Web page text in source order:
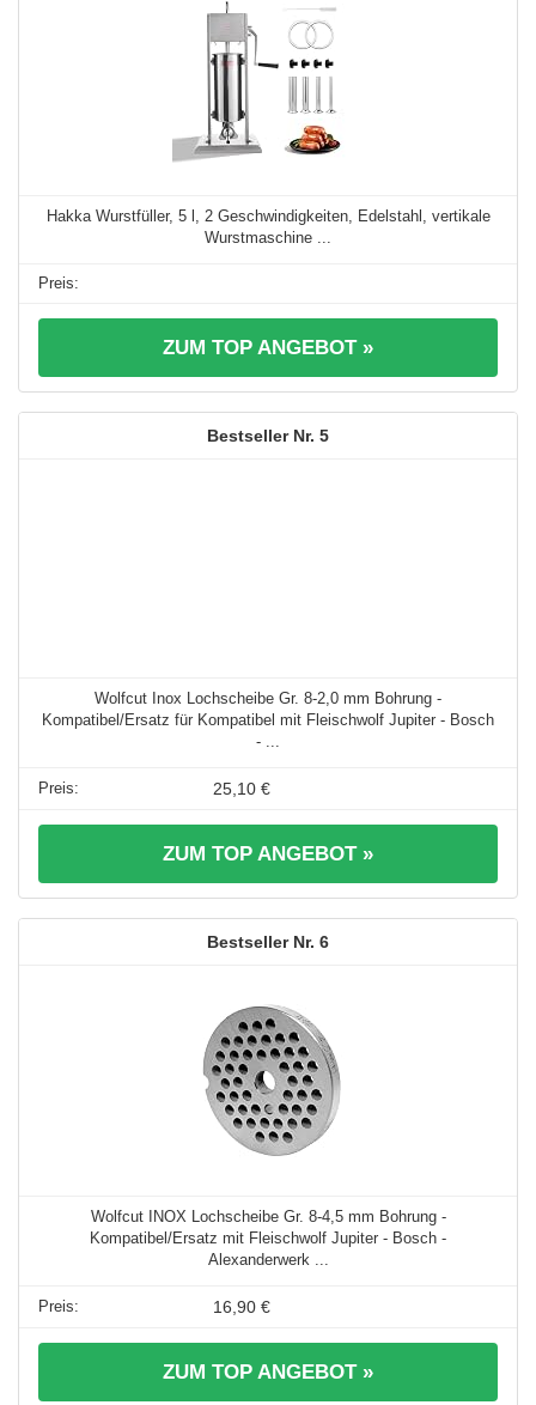
Hakka Wurstfüller, 5 l, 2 Geschwindigkeiten, Edelstahl, vertikale
Wurstmaschine ...
ZUM TOP ANGEBOT »
5
Wolfcut Inox Lochscheibe Gr. 8-2,0 mm Bohrung -
Kompatibel/Ersatz für Kompatibel mit Fleischwolf Jupiter - Bosch
- ...
25,10 €
ZUM TOP ANGEBOT »
6
Wolfcut INOX Lochscheibe Gr. 8-4,5 mm Bohrung -
Kompatibel/Ersatz mit Fleischwolf Jupiter - Bosch -
Alexanderwerk ...
16,90 €
ZUM TOP ANGEBOT »